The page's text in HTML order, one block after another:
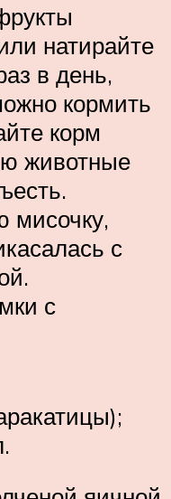
натирайте
в день,
кормить
корм
животные
мисочку,
с
с